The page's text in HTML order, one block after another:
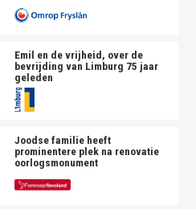
Emil en de vrijheid, over de
bevrijding van Limburg 75 jaar
geleden
Joodse familie heeft
prominentere plek na renovatie
oorlogsmonument